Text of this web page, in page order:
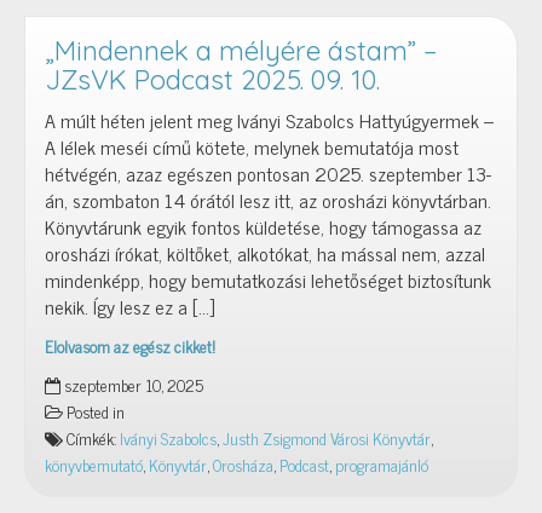
vannak
könyvben”
–
JZsVK
Podcast
2025.
09.
13.
„Mindennek a mélyére ástam” –
JZsVK Podcast 2025. 09. 10.
A múlt héten jelent meg Iványi Szabolcs Hattyúgyermek –
A lélek meséi című kötete, melynek bemutatója most
hétvégén, azaz egészen pontosan 2025. szeptember 13-
án, szombaton 14 órától lesz itt, az orosházi könyvtárban.
Könyvtárunk egyik fontos küldetése, hogy támogassa az
orosházi írókat, költőket, alkotókat, ha mással nem, azzal
mindenképp, hogy bemutatkozási lehetőséget biztosítunk
nekik. Így lesz ez a […]
Elolvasom az egész cikket!
„Mindennek
a
mélyére
ástam”
–
szeptember 10, 2025
Posted in
Címkék:Iványi Szabolcs,Justh Zsigmond Városi Könyvtár,
könyvbemutató,Könyvtár,Orosháza,Podcast,programajánló